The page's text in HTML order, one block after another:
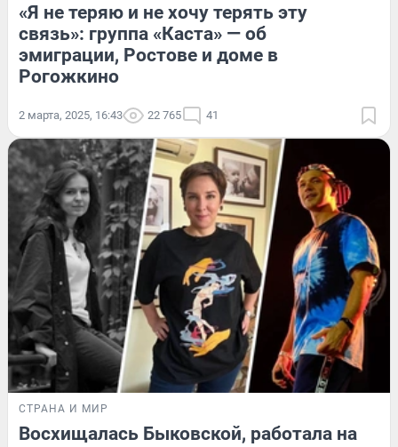
«Я не теряю и не хочу терять эту
связь»: группа «Каста» — об
эмиграции, Ростове и доме в
Рогожкино
2 марта, 2025, 16:43 22 765 41
СТРАНА И МИР
Восхищалась Быковской, работала на